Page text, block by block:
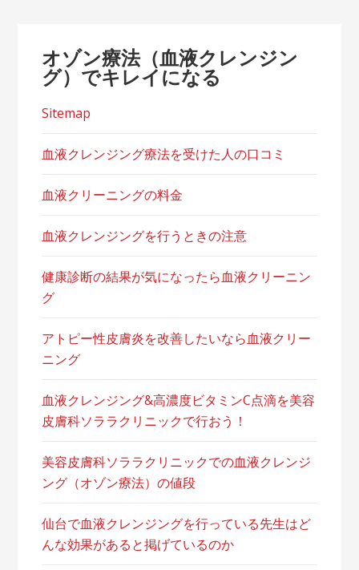
オゾン療法（血液クレンジン
グ）でキレイになる
Sitemap
血液クレンジング療法を受けた人の口コミ
血液クリーニングの料金
血液クレンジングを行うときの注意
健康診断の結果が気になったら血液クリーニン
グ
アトピー性皮膚炎を改善したいなら血液クリー
ニング
血液クレンジング&高濃度ビタミンC点滴を美容
皮膚科ソララクリニックで行おう！
美容皮膚科ソララクリニックでの血液クレンジ
ング（オゾン療法）の値段
仙台で血液クレンジングを行っている先生はど
んな効果があると掲げているのか